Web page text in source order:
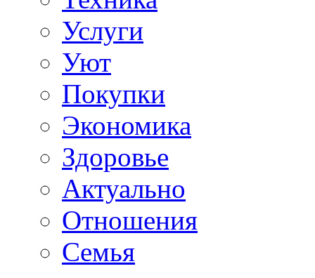
Услуги
Уют
Покупки
Экономика
Здоровье
Актуально
Отношения
Семья